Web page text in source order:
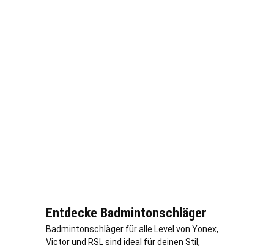
Entdecke Badmintonschläger
Badmintonschläger für alle Level von Yonex,
Victor und RSL sind ideal für deinen Stil,